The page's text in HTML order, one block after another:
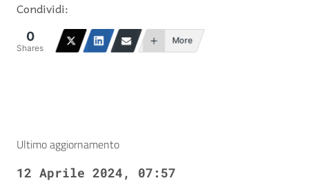
Condividi:
0
Shares
More
Ultimo aggiornamento
12 Aprile 2024, 07:57